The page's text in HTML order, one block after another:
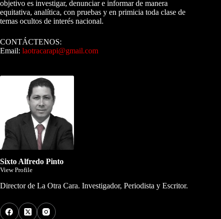
objetivo es investigar, denunciar e informar de manera
equitativa, analítica, con pruebas y en primicia toda clase de
temas ocultos de interés nacional.
CONTÁCTENOS:
Email: laotracarapi@gmail.com
Sixto Alfredo Pinto
View Profile
Director de La Otra Cara. Investigador, Periodista y Escritor.